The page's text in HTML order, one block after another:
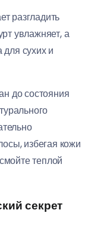
разгладить
увлажняет, а
сухих и
до состояния
избегая кожи
теплой
секрет